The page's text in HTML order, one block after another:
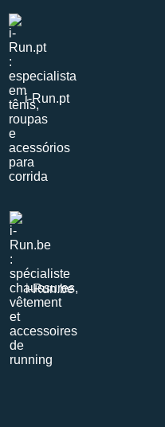
i-Run.pt
i-Run.be